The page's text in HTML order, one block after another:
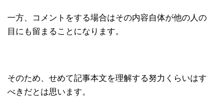
一方、コメントをする場合はその内容自体が他の人の
目にも留まることになります。
そのため、せめて記事本文を理解する努力くらいはす
べきだとは思います。